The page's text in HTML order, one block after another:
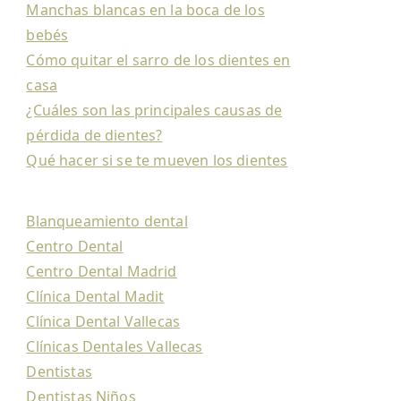
Manchas blancas en la boca de los
bebés
Cómo quitar el sarro de los dientes en
casa
¿Cuáles son las principales causas de
pérdida de dientes?
Qué hacer si se te mueven los dientes
Blanqueamiento dental
Centro Dental
Centro Dental Madrid
Clínica Dental Madit
Clínica Dental Vallecas
Clínicas Dentales Vallecas
Dentistas
Dentistas Niños